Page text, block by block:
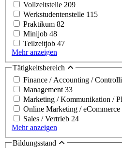
Vollzeitstelle 209
Werkstudentenstelle 115
Praktikum 82
Minijob 48
Teilzeitjob 47
Mehr anzeigen
Tätigkeitsbereich
Finance / Accounting /
Management 33
Marketing / Kommunikation /
Online Marketing / eCommerce
Sales / Vertrieb 24
Mehr anzeigen
Bildungsstand